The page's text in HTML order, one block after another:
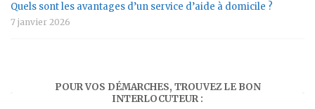
Quels sont les avantages d’un service d’aide à domicile ?
7 janvier 2026
POUR VOS DÉMARCHES, TROUVEZ LE BON
INTERLOCUTEUR :